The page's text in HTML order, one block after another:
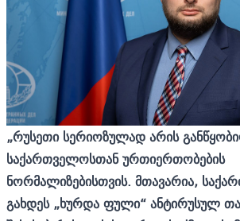
„რუსეთი სერიოზულად არის
საქართველოსთან ურთიერთობების
ნორმალიზებისთვის. მთავარია,
გახდეს „ხურდა ფული“ ანტირუსულ